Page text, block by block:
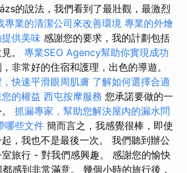
的說法，我們看到了最壯觀，最激烈
專業的清潔公司來改善環境 專業的外燴
供美味 感謝您的要求，我的計劃包括
。 專業SEO Agency幫助你實現成功
非常好的住宿和護理，出色的導遊。
快速平滑眼周肌膚 了解如何選擇合適
的權益 西屯按摩服務 您承諾要做的一
抓漏專家，幫助您解決屋內的漏水問
哪些文件 簡而言之，我感覺很棒，即使
，我也不是最後一次。 我們聽到辦公
旅行 - 對我們感興趣。 感謝您的愉快
感到非常滿意。 幾個小時的旅行後，